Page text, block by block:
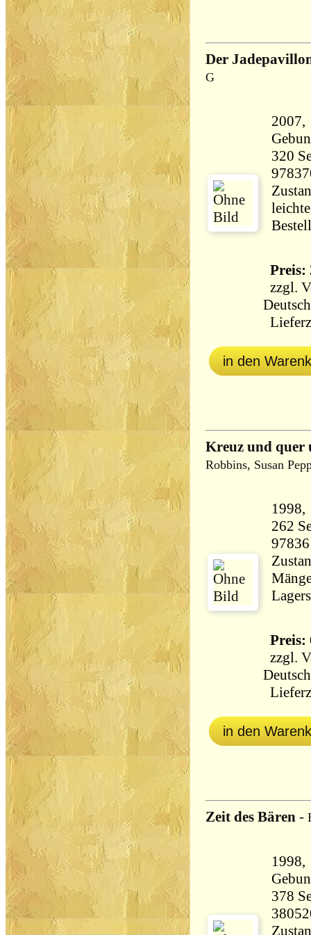
Der
G
2007,
320 Seiten
Preis:
zzgl.
in den
Kreuz und quer
Robbins, Susan
262 Seiten
Preis:
zzgl.
in den
Zeit des Bären -
378 Seiten